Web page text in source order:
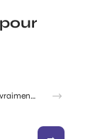
Compatibilité matériel : votre PC supporte-t-il vraiment win7 Download ISO ?